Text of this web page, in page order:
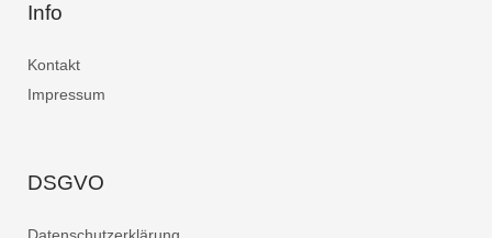
Info
Kontakt
Impressum
DSGVO